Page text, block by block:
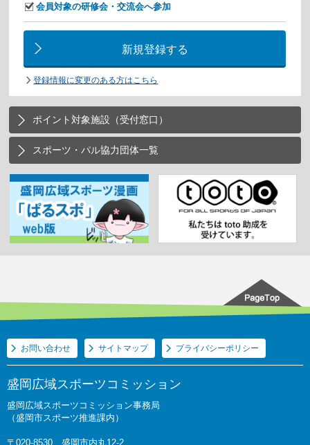
会員対象の研修会・交流会へ参加
新規登録する
登録情報に変更のある方はこちら
ポイント対象施設（受付窓口）
スポーツ・パル協力団体一覧
お問い合わせ サイトマップ プライバシーポリシー
盛岡広域スポーツコミッション
盛岡広域スポーツコミッション事務局
（盛岡市スポーツ推進課内）
〒020-8530 盛岡市内丸12-2